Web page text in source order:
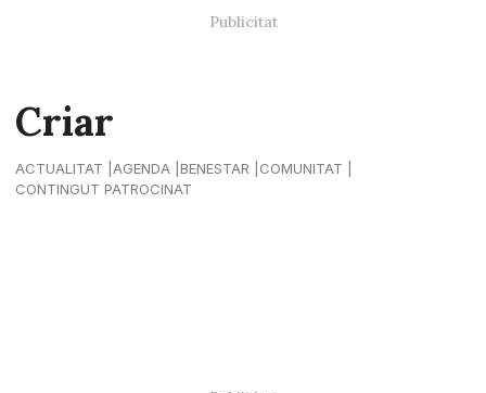
Criar
ACTUALITAT AGENDA BENESTAR
COMUNITAT
CONTINGUT PATROCINAT